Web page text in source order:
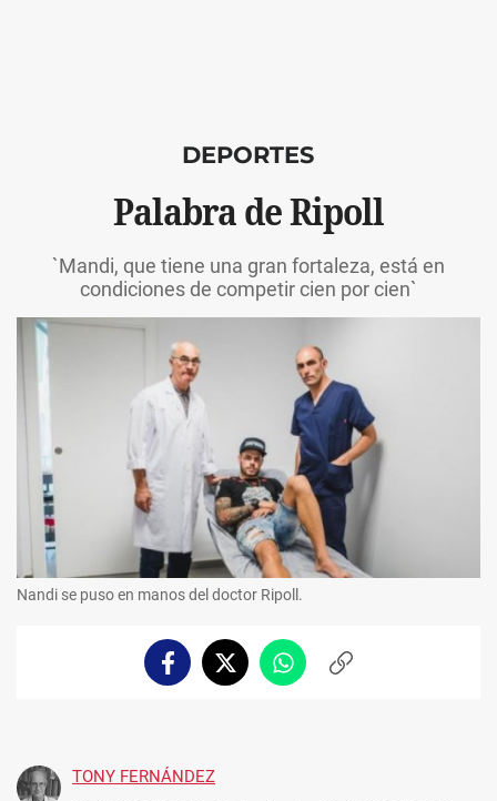
DEPORTES
Palabra de Ripoll
`Mandi, que tiene una gran fortaleza, está en
condiciones de competir cien por cien`
Nandi se puso en manos del doctor Ripoll.
FacebookTwitterWhatsappCopiar
TONY FERNÁNDEZ